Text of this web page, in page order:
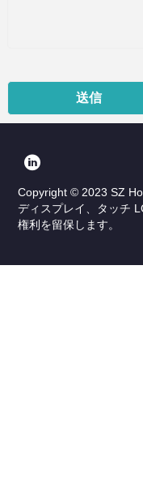
送信
Copyright © 2023 SZ
ディスプレイ、タッチ
権利を留保します。